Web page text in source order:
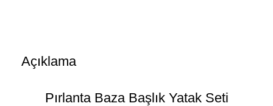
Açıklama
Pırlanta Baza Başlık Yatak Seti